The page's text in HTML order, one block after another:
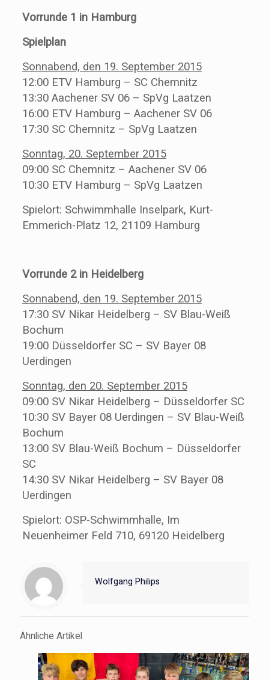
Vorrunde 1 in Hamburg
Spielplan
Sonnabend, den 19. September 2015
12:00 ETV Hamburg – SC Chemnitz
13:30 Aachener SV 06 – SpVg Laatzen
16:00 ETV Hamburg – Aachener SV 06
17:30 SC Chemnitz – SpVg Laatzen
Sonntag, 20. September 2015
09:00 SC Chemnitz – Aachener SV 06
10:30 ETV Hamburg – SpVg Laatzen
Spielort: Schwimmhalle Inselpark, Kurt-
Emmerich-Platz 12, 21109 Hamburg
Vorrunde 2 in Heidelberg
Sonnabend, den 19. September 2015
17:30 SV Nikar Heidelberg – SV Blau-Weiß
Bochum
19:00 Düsseldorfer SC – SV Bayer 08
Uerdingen
Sonntag, den 20. September 2015
09:00 SV Nikar Heidelberg – Düsseldorfer SC
10:30 SV Bayer 08 Uerdingen – SV Blau-Weiß
Bochum
13:00 SV Blau-Weiß Bochum – Düsseldorfer
SC
14:30 SV Nikar Heidelberg – SV Bayer 08
Uerdingen
Spielort: OSP-Schwimmhalle, Im
Neuenheimer Feld 710, 69120 Heidelberg
Wolfgang Philips
Ähnliche Artikel